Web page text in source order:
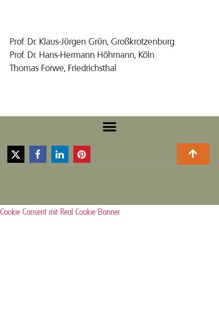
Prof. Dr. Klaus-Jürgen Grün, Großkrotzenburg
Prof. Dr. Hans-Hermann Höhmann, Köln
Thomas Forwe, Friedrichsthal
Cookie Consent mit Real Cookie Banner